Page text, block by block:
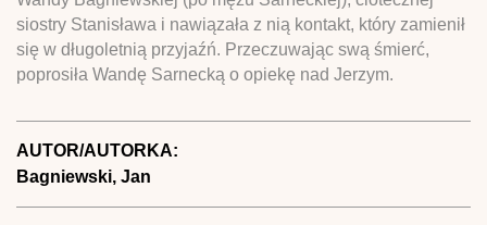
siostry Stanisława i nawiązała z nią kontakt, który zamienił
się w długoletnią przyjaźń. Przeczuwając swą śmierć,
poprosiła Wandę Sarnecką o opiekę nad Jerzym.
AUTOR/AUTORKA:
Bagniewski, Jan